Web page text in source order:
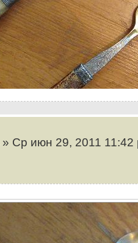
» Ср июн 29, 2011 11:42